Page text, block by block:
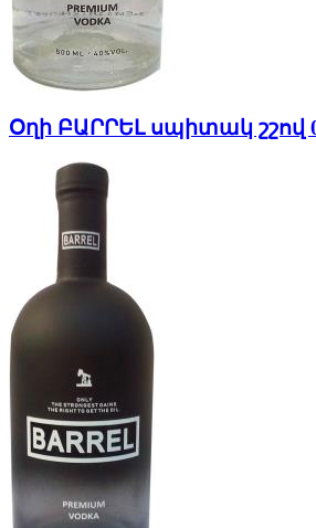
Օղի ԲԱՐՐԵԼ սպիտակ շշով